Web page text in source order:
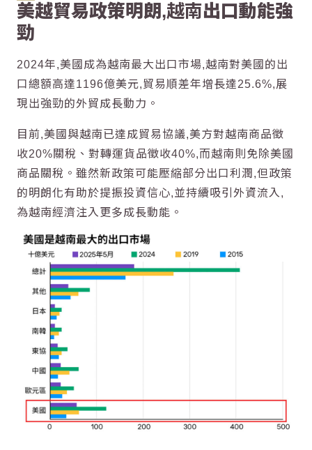
美越貿易政策明朗,越南出口動能強
勁
2024年,美國 成為越南最大出口市場,越南對美國 的出
口總額高達1196億美元,貿易順差年增長達25.6%,展
現出強勁的外貿成長動力。
目前,美國 與越南已達成貿易協議,美方對越南商品徵
收20%關稅、對轉運貨品徵收40%,而越南則免除美國
商品關稅。雖然新政策可能壓縮部分出口利潤,但政策
的明朗化有助於提振投資信心,並持續吸引外資流入,
為越南經濟注入更多成長動能。